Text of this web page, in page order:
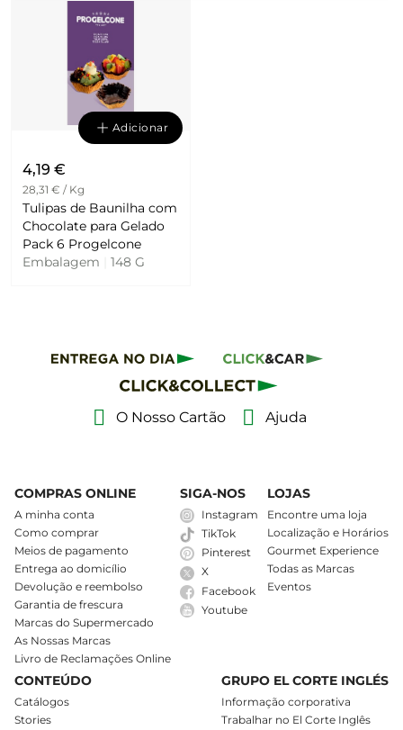
Adicionar
4,19 €
28,31 € / Kg
Tulipas de Baunilha com
Chocolate para Gelado
Pack 6 Progelcone
Embalagem
148 G
O Nosso Cartão Ajuda
COMPRAS ONLINE
A minha conta
Como comprar
Meios de pagamento
Entrega ao domicílio
Devolução e reembolso
Garantia de frescura
Marcas do Supermercado
As Nossas Marcas
Livro de Reclamações Online
SIGA-NOS
Instagram
TikTok
Pinterest
X
Facebook
Youtube
LOJAS
Encontre uma loja
Localização e Horários
Gourmet Experience
Todas as Marcas
Eventos
CONTEÚDO
Catálogos
Stories
GRUPO EL CORTE INGLÉS
Informação corporativa
Trabalhar no El Corte Inglês